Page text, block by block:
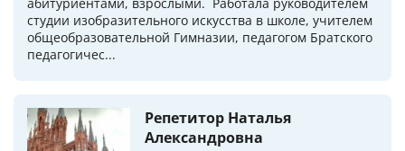
студии изобразительного искусства в школе, учителем
общеобразовательной Гимназии, педагогом Братского
педагогичес...
Репетитор Наталья
Александровна